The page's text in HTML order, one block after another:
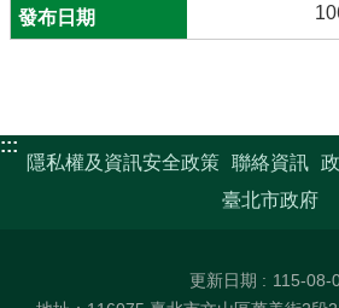
:::
隱私權及資訊安全政策 聯絡資訊
臺北市政府
更新日期
115-08-